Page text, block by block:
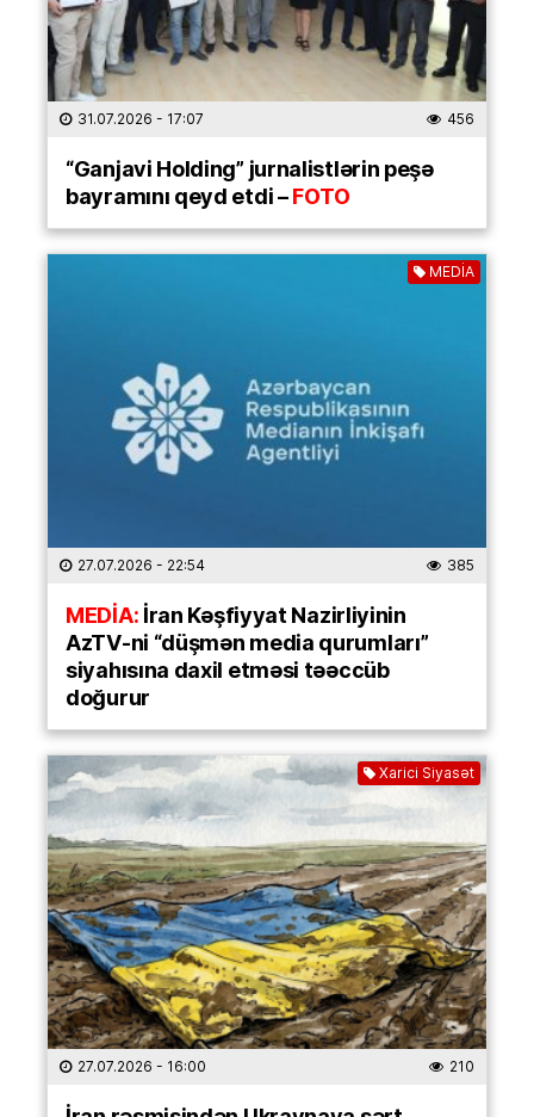
31.07.2026 - 17:07 456
“Ganjavi Holding” jurnalistlərin peşə
bayramını qeyd etdi –FOTO
MEDİA
27.07.2026 - 22:54 385
MEDİA:İran Kəşfiyyat Nazirliyinin
AzTV-ni “düşmən media qurumları”
siyahısına daxil etməsi təəccüb
doğurur
Xarici Siyasət
27.07.2026 - 16:00 210